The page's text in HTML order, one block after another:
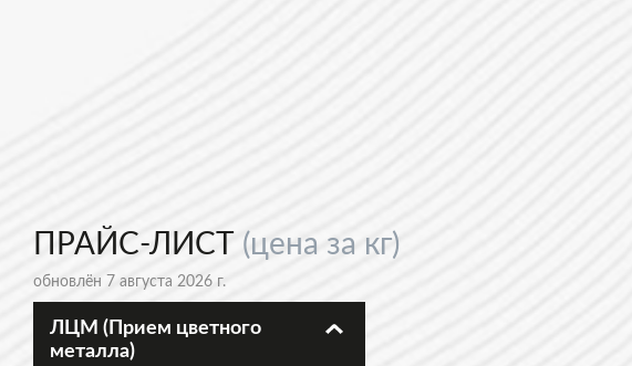
ПРАЙС-ЛИСТ (цена за кг)
обновлён 7 августа 2026 г.
ЛЦМ (Прием цветного
металла)